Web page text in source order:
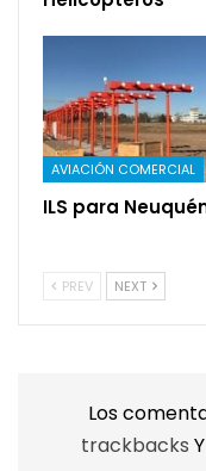
AVIACIÓN COMERCIAL
ILS para
PREV NEXT
Los
trackbacks